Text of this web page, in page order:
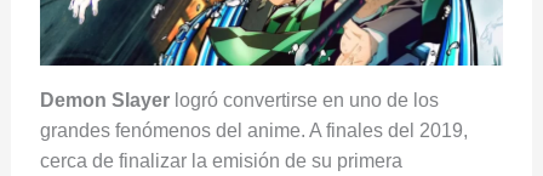
Demon Slayerlogró convertirse en uno de los
grandes fenómenos del anime. A finales del 2019,
cerca de finalizar la emisión de su primera